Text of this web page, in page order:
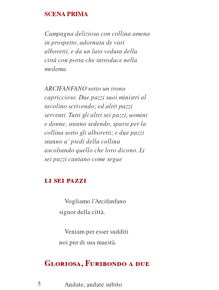
SCENA PRIMA
Campagna deliziosa con collina amena
in prospetto, adornata de vari
alboretti, e da un lato veduta della
città con porta che introduce nella
medema.
ARCIFANFANO sotto un trono
capriccioso. Due pazzi suoi ministri al
tavolino scrivendo; ed altri pazzi
serventi. Tutti gli altri sei pazzi, uomini
e donne, stanno sedendo, sparsi per la
collina sotto gli alboretti; e due pazzi
stanno a’ piedi della collina
ascoltando quello che loro dicono. Li
sei pazzi cantano come segue
li sei pazzi
Vogliamo l’Arcifanfano
signor della città.
Veniam per esser sudditi
noi pur di sua maestà.
Gloriosa, Furibondo a due
5
Andate, andate subito